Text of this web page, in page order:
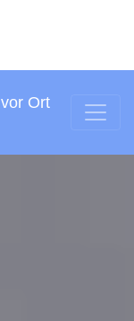
vor Ort